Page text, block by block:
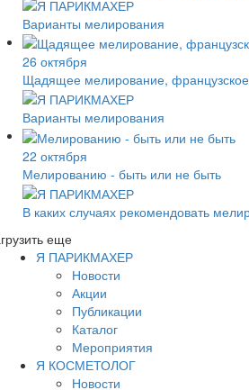
Варианты мелирования
26 октября
Щадящее мелирование,
Варианты мелирования
22 октября
Мелированию - быть или не быть
В каких случаях рекомендовать
еще
Я ПАРИКМАХЕР
Новости
Акции
Публикации
Каталог
Мероприятия
Я КОСМЕТОЛОГ
Новости